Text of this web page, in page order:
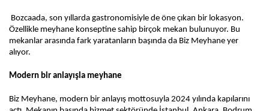
Bozcaada, son yıllarda gastronomisiyle de öne çıkan bir lokasyon.
Özellikle meyhane konseptine sahip birçok mekan bulunuyor. Bu
mekanlar arasında fark yaratanların başında da Biz Meyhane yer
alıyor.
Modern bir anlayışla meyhane
Biz Meyhane, modern bir anlayış mottosuyla 2024 yılında kapılarını